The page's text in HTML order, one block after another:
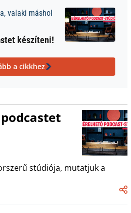
valaki máshol
készíteni!
a cikkhez
stúdiója, mutatjuk a